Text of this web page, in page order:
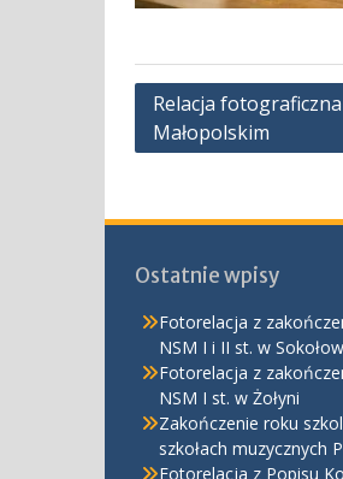
Nawigacja
wpisu
Relacja
Małopolskim
Ostatnie wpisy
Fotorelacja z
NSM I i II st. w
Fotorelacja z
NSM I st. w Żołyni
Zakończenie roku
szkołach muzycznych
Fotorelacja z Popisu